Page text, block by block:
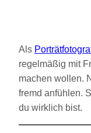
Als
regelmäßig mit
machen wollen.
fremd anfühlen.
du wirklich bist.